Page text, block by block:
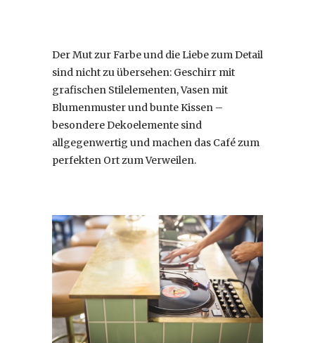
Der Mut zur Farbe und die Liebe zum Detail
sind nicht zu übersehen: Geschirr mit
grafischen Stilelementen, Vasen mit
Blumenmuster und bunte Kissen –
besondere Dekoelemente sind
allgegenwertig und machen das Café zum
perfekten Ort zum Verweilen.